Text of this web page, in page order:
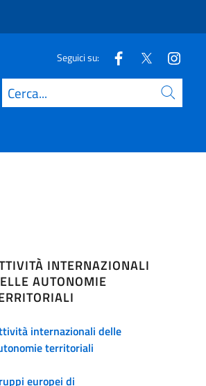
Seguici su:
Cerca
INTERNAZIONALI
AUTONOMIE
internazionali delle
territoriali
europei di